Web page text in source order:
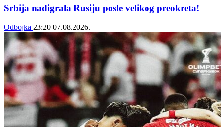
Srbija nadigrala Rusiju posle velikog preokreta!
Odbojka 23:20 07.08.2026.